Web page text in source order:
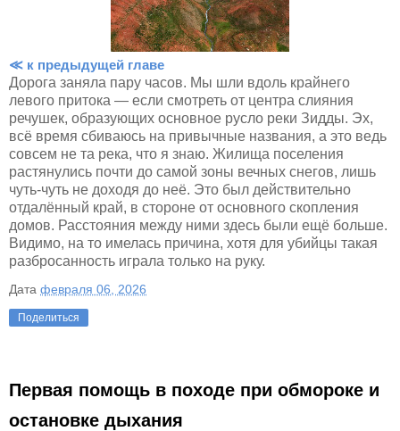
≪ к предыдущей главе
Дорога заняла пару часов. Мы шли вдоль крайнего
левого притока — если смотреть от центра слияния
речушек, образующих основное русло реки Зидды. Эх,
всё время сбиваюсь на привычные названия, а это ведь
совсем не та река, что я знаю. Жилища поселения
растянулись почти до самой зоны вечных снегов, лишь
чуть-чуть не доходя до неё. Это был действительно
отдалённый край, в стороне от основного скопления
домов. Расстояния между ними здесь были ещё больше.
Видимо, на то имелась причина, хотя для убийцы такая
разбросанность играла только на руку.
Дата февраля 06, 2026
Поделиться
Первая помощь в походе при обмороке и
остановке дыхания